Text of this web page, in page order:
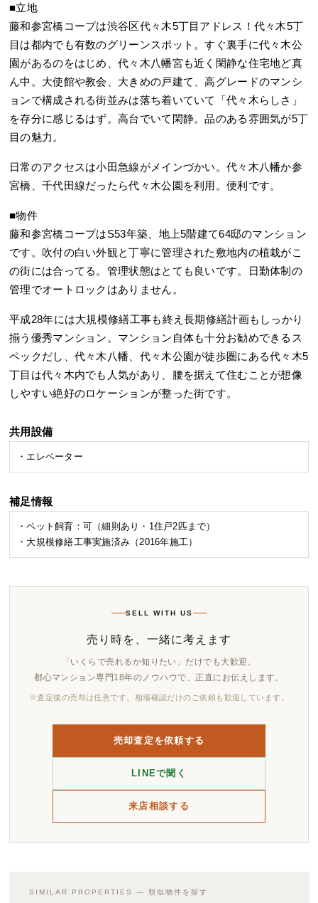
■立地
藤和参宮橋コープは渋谷区代々木5丁目アドレス！代々木5丁
目は都内でも有数のグリーンスポット。すぐ裏手に代々木公
園があるのをはじめ、代々木八幡宮も近く閑静な住宅地ど真
ん中。大使館や教会、大きめの戸建て、高グレードのマンシ
ョンで構成される街並みは落ち着いていて「代々木らしさ」
を存分に感じるはず。高台でいて閑静。品のある雰囲気が5丁
目の魅力。
日常のアクセスは小田急線がメインづかい。代々木八幡か参
宮橋、千代田線だったら代々木公園を利用。便利です。
■物件
藤和参宮橋コープはS53年築、地上5階建て64邸のマンション
です。吹付の白い外観と丁寧に管理された敷地内の植栽がこ
の街には合ってる。管理状態はとても良いです。日勤体制の
管理でオートロックはありません。
平成28年には大規模修繕工事も終え長期修繕計画もしっかり
揃う優秀マンション。マンション自体も十分お勧めできるス
ペックだし、代々木八幡、代々木公園が徒歩圏にある代々木5
丁目は代々木内でも人気があり、腰を据えて住むことが想像
しやすい絶好のロケーションが整った街です。
共用設備
・エレベーター
補足情報
・ペット飼育：可（細則あり・1住戸2匹まで）
・大規模修繕工事実施済み（2016年施工）
SELL WITH US
売り時を、一緒に考えます
「いくらで売れるか知りたい」だけでも大歓迎。
都心マンション専門18年のノウハウで、正直にお伝えします。
※査定後の売却は任意です。相場確認だけのご依頼も歓迎しています。
売却査定を依頼する
LINEで聞く
来店相談する
SIMILAR PROPERTIES — 類似物件を探す